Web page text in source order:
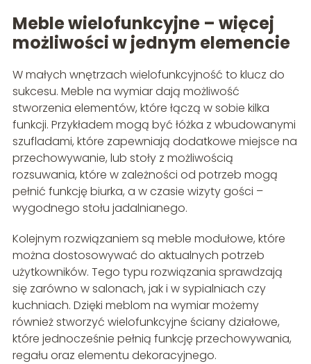
Meble wielofunkcyjne – więcej
możliwości w jednym elemencie
W małych wnętrzach wielofunkcyjność to klucz do
sukcesu. Meble na wymiar dają możliwość
stworzenia elementów, które łączą w sobie kilka
funkcji. Przykładem mogą być łóżka z wbudowanymi
szufladami, które zapewniają dodatkowe miejsce na
przechowywanie, lub stoły z możliwością
rozsuwania, które w zależności od potrzeb mogą
pełnić funkcję biurka, a w czasie wizyty gości –
wygodnego stołu jadalnianego.
Kolejnym rozwiązaniem są meble modułowe, które
można dostosowywać do aktualnych potrzeb
użytkowników. Tego typu rozwiązania sprawdzają
się zarówno w salonach, jak i w sypialniach czy
kuchniach. Dzięki meblom na wymiar możemy
również stworzyć wielofunkcyjne ściany działowe,
które jednocześnie pełnią funkcję przechowywania,
regału oraz elementu dekoracyjnego.